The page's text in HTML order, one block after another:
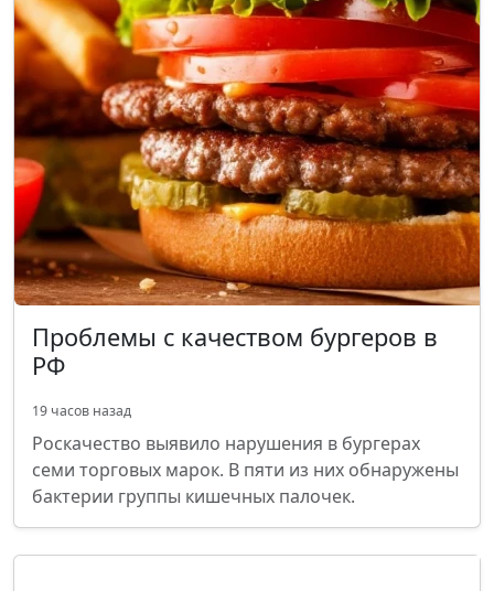
Проблемы с качеством бургеров в
РФ
19 часов назад
Роскачество выявило нарушения в бургерах
семи торговых марок. В пяти из них обнаружены
бактерии группы кишечных палочек.